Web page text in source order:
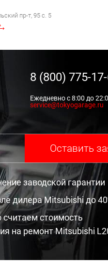
пр-т, 95 с. 5
8 (800) 775-
Ежедневно с 8:00 до
service@tokyogarage.ru
Оставить
заводской гарантии
дилера Mitsubishi до
считаем стоимость
на ремонт Mitsubishi